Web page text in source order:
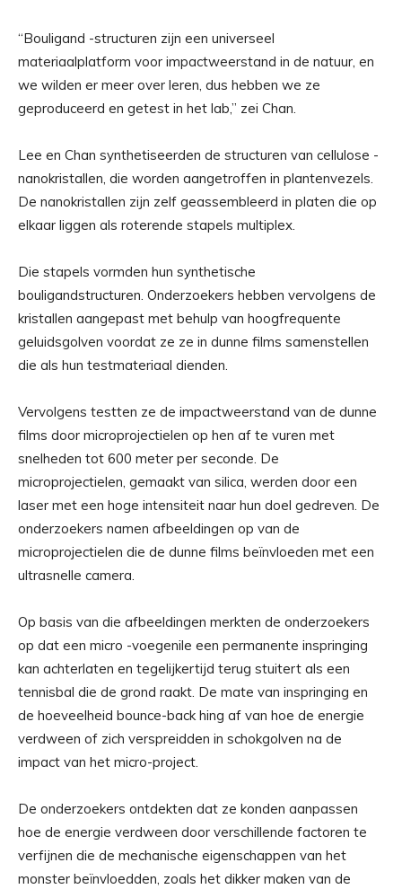
“Bouligand -structuren zijn een universeel
materiaalplatform voor impactweerstand in de natuur, en
we wilden er meer over leren, dus hebben we ze
geproduceerd en getest in het lab,” zei Chan.
Lee en Chan synthetiseerden de structuren van cellulose -
nanokristallen, die worden aangetroffen in plantenvezels.
De nanokristallen zijn zelf geassembleerd in platen die op
elkaar liggen als roterende stapels multiplex.
Die stapels vormden hun synthetische
bouligandstructuren. Onderzoekers hebben vervolgens de
kristallen aangepast met behulp van hoogfrequente
geluidsgolven voordat ze ze in dunne films samenstellen
die als hun testmateriaal dienden.
Vervolgens testten ze de impactweerstand van de dunne
films door microprojectielen op hen af ​​te vuren met
snelheden tot 600 meter per seconde. De
microprojectielen, gemaakt van silica, werden door een
laser met een hoge intensiteit naar hun doel gedreven. De
onderzoekers namen afbeeldingen op van de
microprojectielen die de dunne films beïnvloeden met een
ultrasnelle camera.
Op basis van die afbeeldingen merkten de onderzoekers
op dat een micro -voegenile een permanente inspringing
kan achterlaten en tegelijkertijd terug stuitert als een
tennisbal die de grond raakt. De mate van inspringing en
de hoeveelheid bounce-back hing af van hoe de energie
verdween of zich verspreidden in schokgolven na de
impact van het micro-project.
De onderzoekers ontdekten dat ze konden aanpassen
hoe de energie verdween door verschillende factoren te
verfijnen die de mechanische eigenschappen van het
monster beïnvloedden, zoals het dikker maken van de